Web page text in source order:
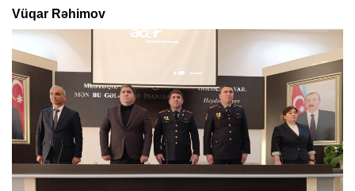
Vüqar Rəhimov